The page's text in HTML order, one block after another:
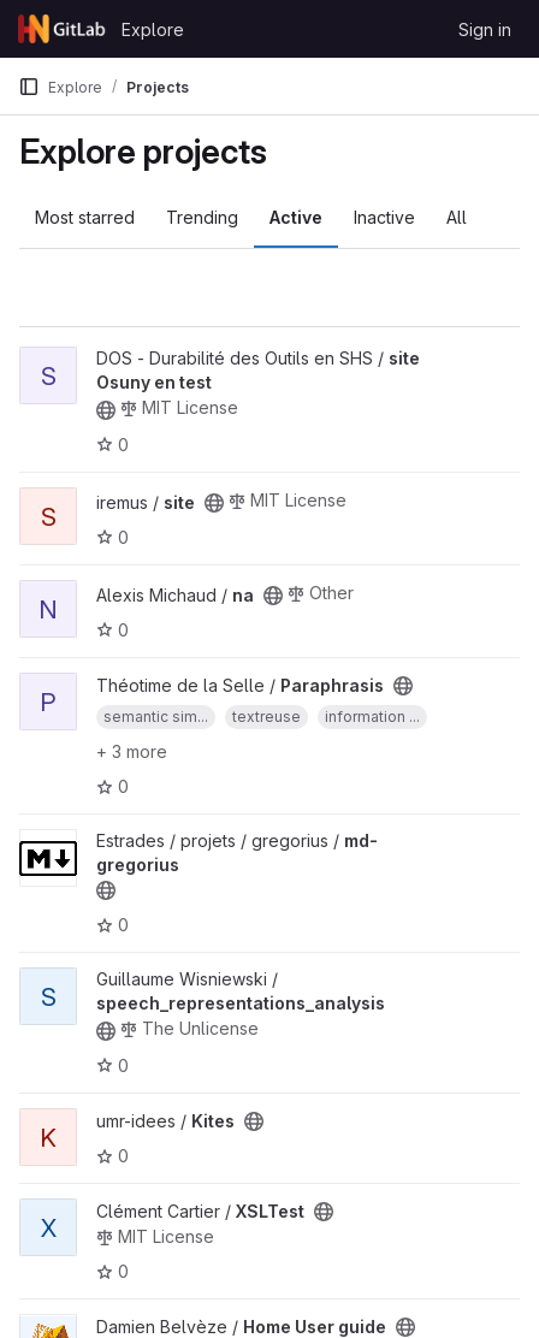
Skip to content
GitLab
Explore Sign in
Explore Projects
Explore projects
Most starred Trending Active Inactive All
S
DOS - Durabilité des Outils en SHS / site
Osuny en test
MIT License
0
S iremus / site
MIT License
0
N Alexis Michaud / na
Other
0
P
Théotime de la Selle / Paraphrasis
semantic sim... textreuse information ...
+ 3 more
0
Estrades / projets / gregorius / md-
gregorius
0
S
Guillaume Wisniewski /
speech_representations_analysis
The Unlicense
0
K
umr-idees / Kites
0
X
Clément Cartier / XSLTest
MIT License
0
Damien Belvèze / Home User guide